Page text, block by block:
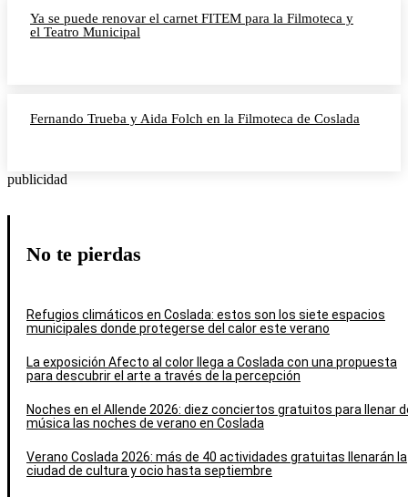
Ya se puede renovar el carnet FITEM para la Filmoteca y
el Teatro Municipal
Fernando Trueba y Aida Folch en la Filmoteca de Coslada
publicidad
No te pierdas
Refugios climáticos en Coslada: estos son los siete espacios
municipales donde protegerse del calor este verano
La exposición Afecto al color llega a Coslada con una propuesta
para descubrir el arte a través de la percepción
Noches en el Allende 2026: diez conciertos gratuitos para llenar
música las noches de verano en Coslada
Verano Coslada 2026: más de 40 actividades gratuitas llenarán la
ciudad de cultura y ocio hasta septiembre